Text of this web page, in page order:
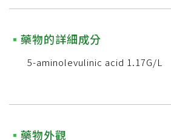
藥物的詳細成分
5-aminolevulinic acid 1.17G/L
藥物外觀